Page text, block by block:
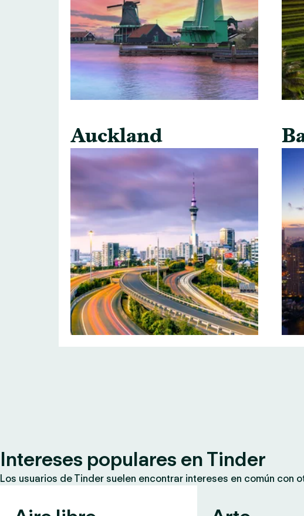
Auckland
Intereses populares en Tinder
Los usuarios de Tinder suelen encontrar intereses en común